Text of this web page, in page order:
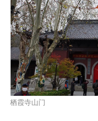
栖霞寺山门